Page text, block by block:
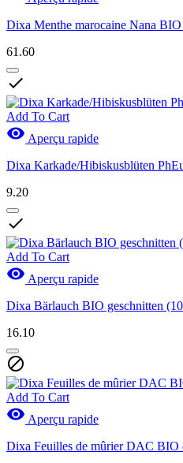
Dixa Menthe marocaine Nana
61.60

Add To Cart
 Aperçu rapide
Dixa Karkade/Hibiskusblüten
9.20

Add To Cart
 Aperçu rapide
Dixa Bärlauch BIO geschnitten
16.10

Add To Cart
 Aperçu rapide
Dixa Feuilles de mûrier DAC BIO